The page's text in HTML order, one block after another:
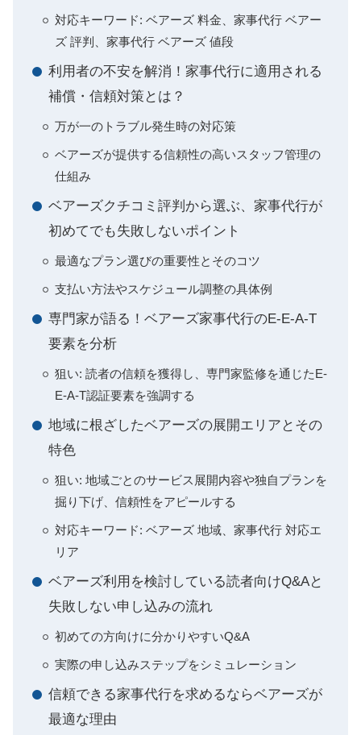
対応キーワード: ベアーズ 料金、家事代行 ベアー
ズ 評判、家事代行 ベアーズ 値段
利用者の不安を解消！家事代行に適用される
補償・信頼対策とは？
万が一のトラブル発生時の対応策
ベアーズが提供する信頼性の高いスタッフ管理の
仕組み
ベアーズクチコミ評判から選ぶ、家事代行が
初めてでも失敗しないポイント
最適なプラン選びの重要性とそのコツ
支払い方法やスケジュール調整の具体例
専門家が語る！ベアーズ家事代行のE-E-A-T
要素を分析
狙い: 読者の信頼を獲得し、専門家監修を通じたE-
E-A-T認証要素を強調する
地域に根ざしたベアーズの展開エリアとその
特色
狙い: 地域ごとのサービス展開内容や独自プランを
掘り下げ、信頼性をアピールする
対応キーワード: ベアーズ 地域、家事代行 対応エ
リア
ベアーズ利用を検討している読者向けQ&Aと
失敗しない申し込みの流れ
初めての方向けに分かりやすいQ&A
実際の申し込みステップをシミュレーション
信頼できる家事代行を求めるならベアーズが
最適な理由